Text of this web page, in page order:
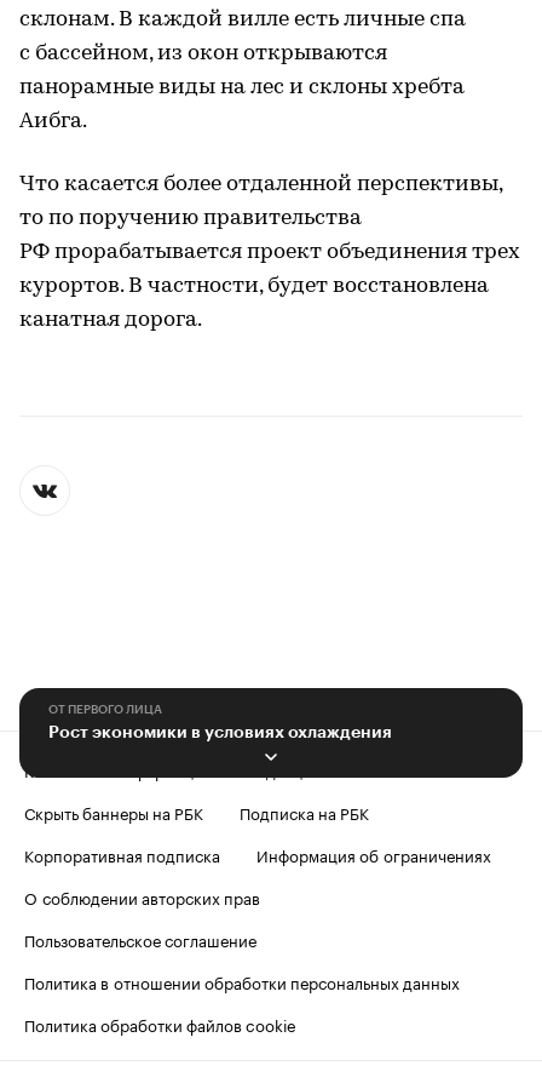
склонам. В каждой вилле есть личные спа
с бассейном, из окон открываются
панорамные виды на лес и склоны хребта
Аибга.
Что касается более отдаленной перспективы,
то по поручению правительства
РФ прорабатывается проект объединения трех
курортов. В частности, будет восстановлена
канатная дорога.
ОТ ПЕРВОГО ЛИЦА
Рост экономики в условиях охлаждения
Контактная информация
Редакция
Скрыть баннеры на РБК
Подписка на РБК
Корпоративная подписка
Информация об ограничениях
О соблюдении авторских прав
Пользовательское соглашение
Политика в отношении обработки персональных данных
Политика обработки файлов cookie